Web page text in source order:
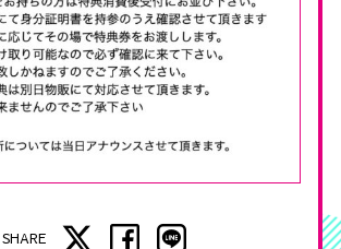
SHARE